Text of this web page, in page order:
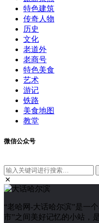
特色建筑
传奇人物
历史
文化
老道外
老商号
特色美食
艺术
游记
铁路
美食地图
教堂
微信公众号
“老哈网-大话哈尔滨”是一
市”之间美好记忆的小站，